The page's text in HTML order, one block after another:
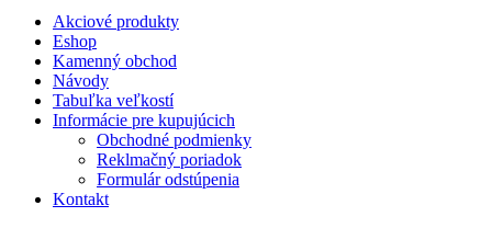
Akciové produkty
Eshop
Kamenný obchod
Návody
Tabuľka veľkostí
Informácie pre kupujúcich
Obchodné podmienky
Reklmačný poriadok
Formulár odstúpenia
Kontakt